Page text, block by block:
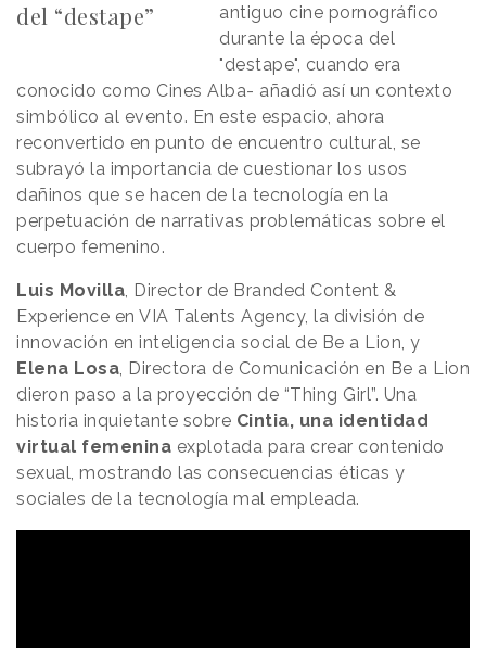
del “destape”
antiguo cine pornográfico
durante la época del
"destape", cuando era
conocido como Cines Alba- añadió así un contexto
simbólico al evento. En este espacio, ahora
reconvertido en punto de encuentro cultural, se
subrayó la importancia de cuestionar los usos
dañinos que se hacen de la tecnología en la
perpetuación de narrativas problemáticas sobre el
cuerpo femenino.
Luis Movilla, Director de Branded Content &
Experience en VIA Talents Agency, la división de
innovación en inteligencia social de Be a Lion, y
Elena Losa, Directora de Comunicación en Be a Lion
dieron paso a la proyección de “Thing Girl”. Una
historia inquietante sobre Cintia, una identidad
virtual femenina explotada para crear contenido
sexual, mostrando las consecuencias éticas y
sociales de la tecnología mal empleada.